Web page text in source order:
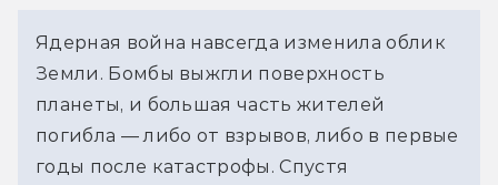
Ядерная война навсегда изменила облик
Земли. Бомбы выжгли поверхность
планеты, и большая часть жителей
погибла — либо от взрывов, либо в первые
годы после катастрофы. Спустя